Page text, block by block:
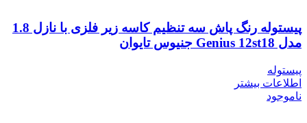
پیستوله رنگ پاش سه تنظیم کاسه زیر فلزی با نازل 1.8
مدل Genius 12st18 جنیوس تایوان
پیستوله
اطلاعات بیشتر
ناموجود